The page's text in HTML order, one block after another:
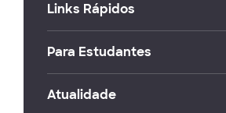
Links Rápidos
Para Estudantes
Atualidade